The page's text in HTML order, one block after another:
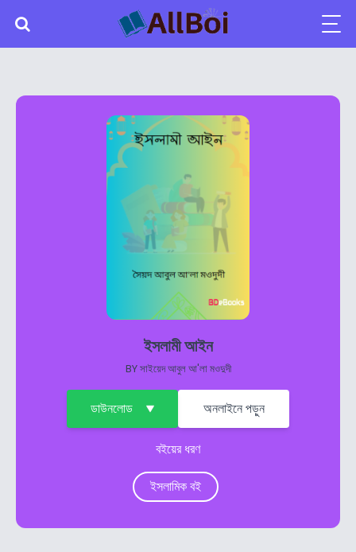
ইসলামী আইন
BYসাইয়েদ আবুল আ'লা মওদুদী
ডাউনলোড অনলাইনে পড়ুন
বইয়ের ধরণ
ইসলামিক বই